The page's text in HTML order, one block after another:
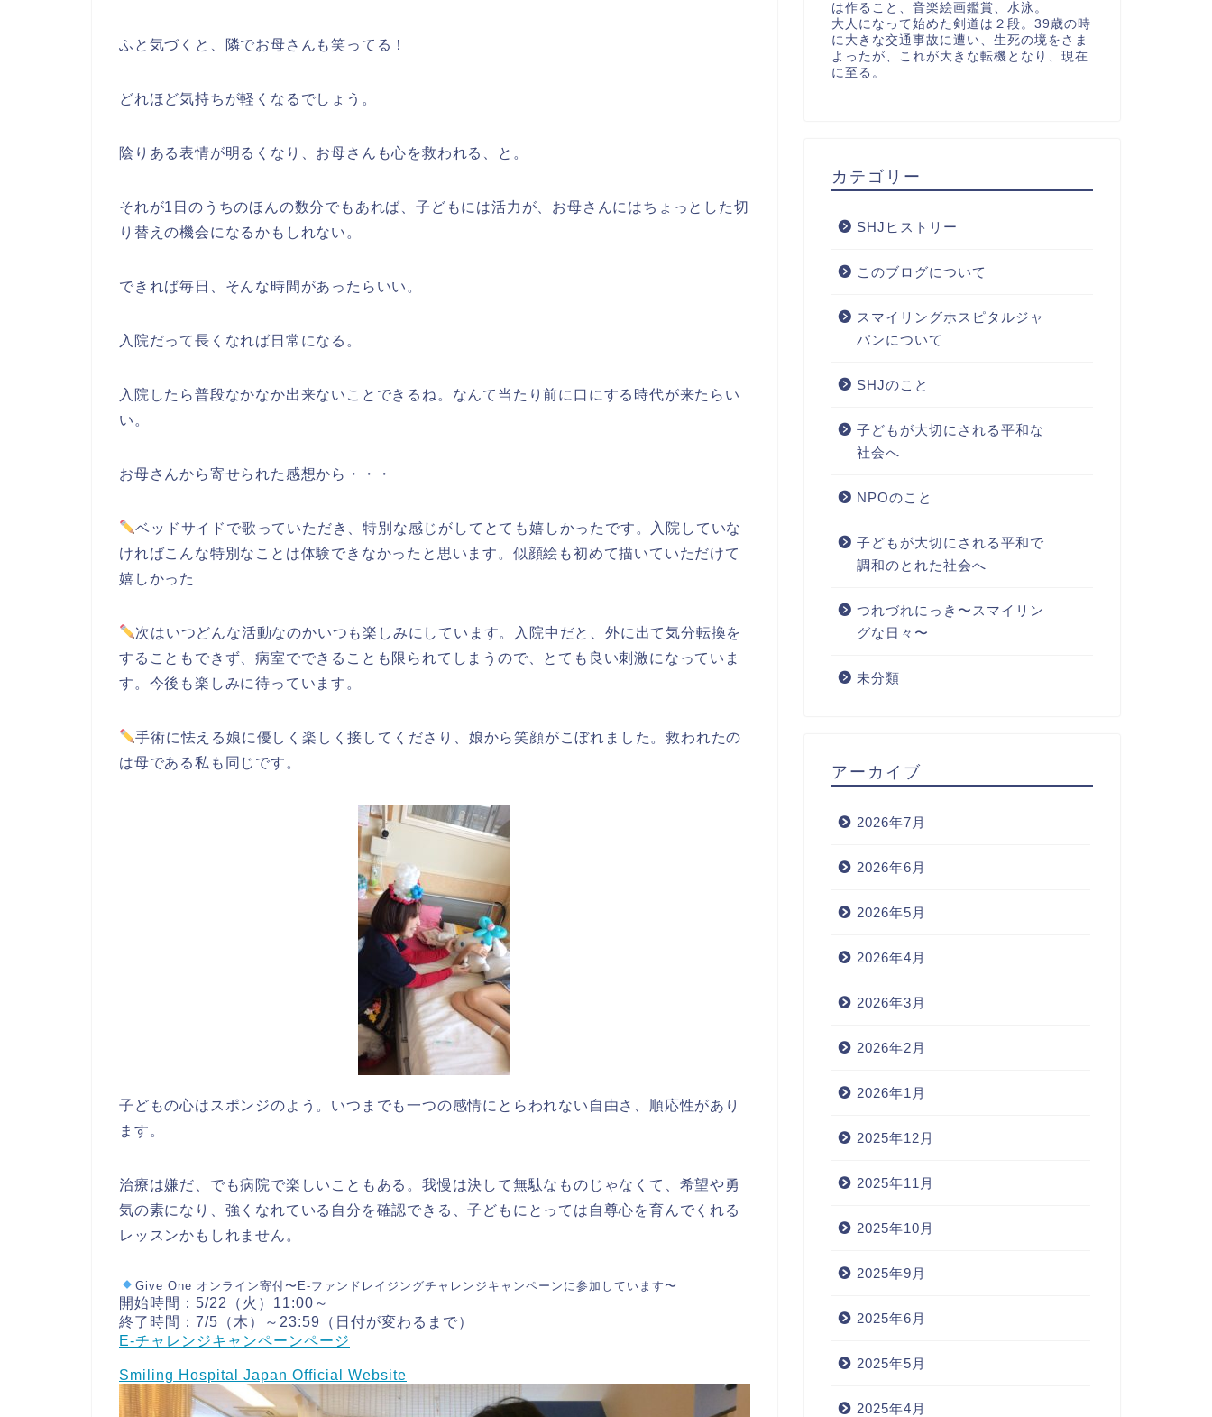
ふと気づくと、隣でお母さんも笑ってる！
どれほど気持ちが軽くなるでしょう。
陰りある表情が明るくなり、お母さんも心を救われる、と。
それが1日のうちのほんの数分でもあれば、子どもには活力が、お母さんにはちょっとした切
り替えの機会になるかもしれない。
できれば毎日、そんな時間があったらいい。
入院だって長くなれば日常になる。
入院したら普段なかなか出来ないことできるね。なんて当たり前に口にする時代が来たらい
い。
お母さんから寄せられた感想から・・・
ベッドサイドで歌っていただき、特別な感じがしてとても嬉しかったです。入院していな
ければこんな特別なことは体験できなかったと思います。似顔絵も初めて描いていただけて
嬉しかった
次はいつどんな活動なのかいつも楽しみにしています。入院中だと、外に出て気分転換を
することもできず、病室でできることも限られてしまうので、とても良い刺激になっていま
す。今後も楽しみに待っています。
手術に怯える娘に優しく楽しく接してくださり、娘から笑顔がこぼれました。救われたの
は母である私も同じです。
子どもの心はスポンジのよう。いつまでも一つの感情にとらわれない自由さ、順応性があり
ます。
治療は嫌だ、でも病院で楽しいこともある。我慢は決して無駄なものじゃなくて、希望や勇
気の素になり、強くなれている自分を確認できる、子どもにとっては自尊心を育んでくれる
レッスンかもしれません。
Give One オンライン寄付〜 E-ファンドレイジングチャレンジキャンペーンに参加しています〜
開始時間：5/22（火）11:00～
終了時間：7/5（木）～23:59（日付が変わるまで）
E-チャレンジキャンペー ンページ
Smiling Hospital Japan Official Website
は作ること、音楽絵画鑑賞、水泳。
大人になって始めた剣道は２段。39歳の時
に大きな交通事故に遭い、生死の境をさま
よったが、これが大きな転機となり、現在
に至る。
カテゴリー
SHJヒストリー
このブログについて
スマイリングホスピタルジャ
パンについて
SHJのこと
子どもが大切にされる平和な
社会へ
NPOのこと
子どもが大切にされる平和で
調和のとれた社会へ
つれづれにっき〜スマイリン
グな日々〜
未分類
アーカイブ
2026年7月
2026年6月
2026年5月
2026年4月
2026年3月
2026年2月
2026年1月
2025年12月
2025年11月
2025年10月
2025年9月
2025年6月
2025年5月
2025年4月